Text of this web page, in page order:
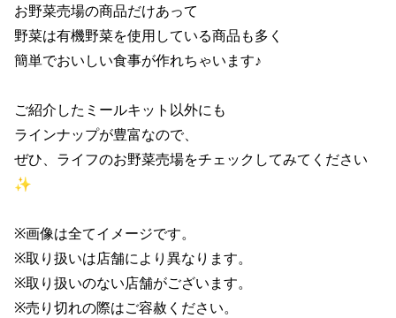
お野菜売場の商品だけあって
野菜は有機野菜を使用している商品も多く
簡単でおいしい食事が作れちゃいます♪
ご紹介したミールキット以外にも
ラインナップが豊富なので、
ぜひ、ライフのお野菜売場をチェックしてみてください
✨
※画像は全てイメージです。
※取り扱いは店舗により異なります。
※取り扱いのない店舗がございます。
※売り切れの際はご容赦ください。